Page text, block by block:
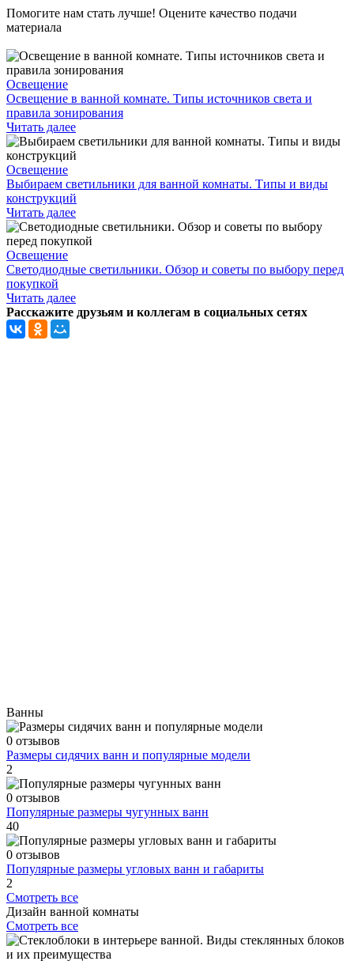
Помогите нам стать лучше! Оцените качество подачи
материала
Освещение
Освещение в ванной комнате. Типы источников света и
правила зонирования
Читать далее
Освещение
Выбираем светильники для ванной комнаты. Типы и виды
конструкций
Читать далее
Освещение
Светодиодные светильники. Обзор и советы по выбору перед
покупкой
Читать далее
Расскажите друзьям и коллегам в социальных сетях
Ванны
0 отзывов
Размеры сидячих ванн и популярные модели
2
0 отзывов
Популярные размеры чугунных ванн
40
0 отзывов
Популярные размеры угловых ванн и габариты
2
Смотреть все
Дизайн ванной комнаты
Смотреть все